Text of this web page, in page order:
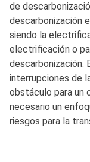
de
descarbonización
siendo la
electrificación o
descarbonización.
interrupciones de
obstáculo para un
necesario un
riesgos para la